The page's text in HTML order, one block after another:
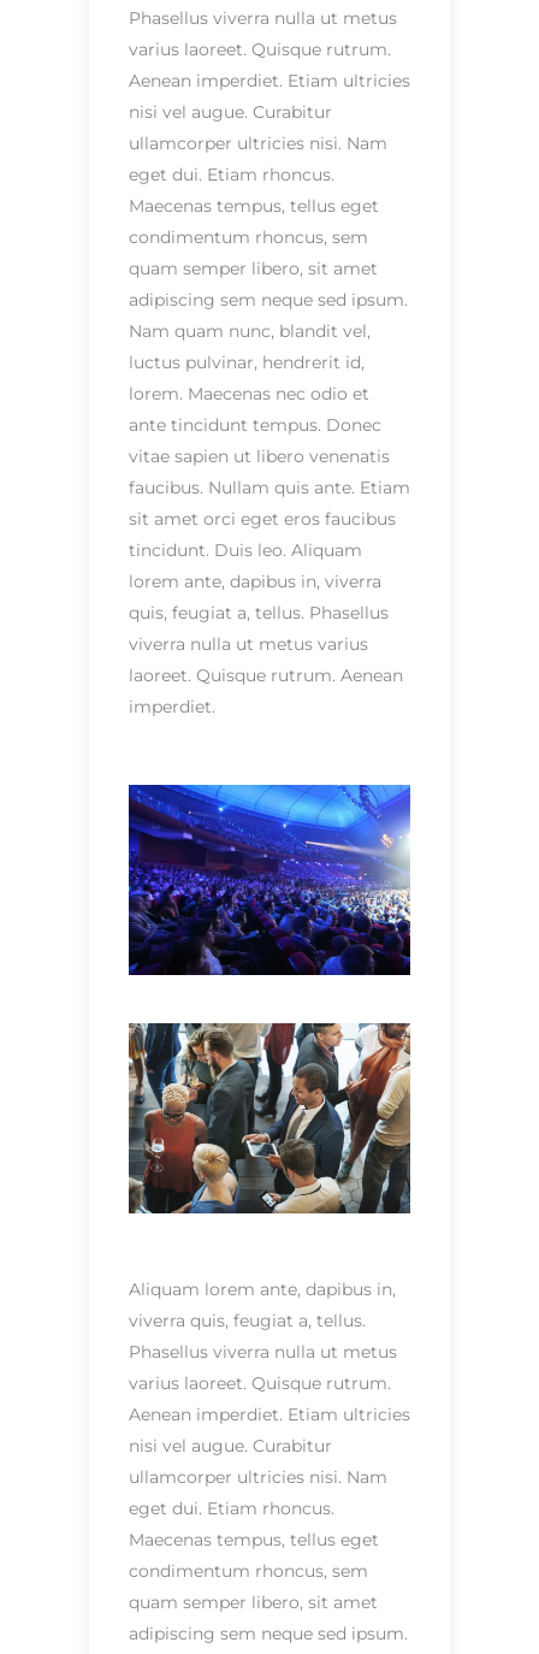
Phasellus viverra nulla ut metus
varius laoreet. Quisque rutrum.
Aenean imperdiet. Etiam ultricies
nisi vel augue. Curabitur
ullamcorper ultricies nisi. Nam
eget dui. Etiam rhoncus.
Maecenas tempus, tellus eget
condimentum rhoncus, sem
quam semper libero, sit amet
adipiscing sem neque sed ipsum.
Nam quam nunc, blandit vel,
luctus pulvinar, hendrerit id,
lorem. Maecenas nec odio et
ante tincidunt tempus. Donec
vitae sapien ut libero venenatis
faucibus. Nullam quis ante. Etiam
sit amet orci eget eros faucibus
tincidunt. Duis leo. Aliquam
lorem ante, dapibus in, viverra
quis, feugiat a, tellus. Phasellus
viverra nulla ut metus varius
laoreet. Quisque rutrum. Aenean
imperdiet.
Aliquam lorem ante, dapibus in,
viverra quis, feugiat a, tellus.
Phasellus viverra nulla ut metus
varius laoreet. Quisque rutrum.
Aenean imperdiet. Etiam ultricies
nisi vel augue. Curabitur
ullamcorper ultricies nisi. Nam
eget dui. Etiam rhoncus.
Maecenas tempus, tellus eget
condimentum rhoncus, sem
quam semper libero, sit amet
adipiscing sem neque sed ipsum.